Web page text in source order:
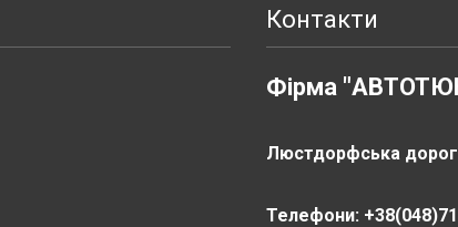
Контакти
Фірма
Люстдорфська
Телефони: